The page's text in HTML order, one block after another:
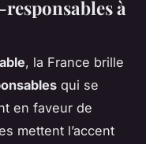
à
, la France brille
qui se
en faveur de
mettent l’accent